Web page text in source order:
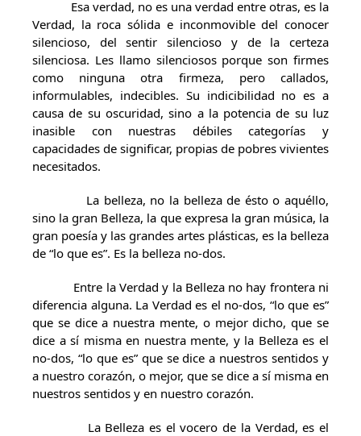
Esa verdad, no es una verdad entre otras, es la
Verdad, la roca sólida e inconmovible del conocer
silencioso, del sentir silencioso y de la certeza
silenciosa. Les llamo silenciosos porque son firmes
como ninguna otra firmeza, pero callados,
informulables, indecibles. Su indicibilidad no es a
causa de su oscuridad, sino a la potencia de su luz
inasible con nuestras débiles categorías y
capacidades de significar, propias de pobres vivientes
necesitados.
La belleza, no la belleza de ésto o aquéllo,
sino la gran Belleza, la que expresa la gran música, la
gran poesía y las grandes artes plásticas, es la belleza
de “lo que es”. Es la belleza no-dos.
Entre la Verdad y la Belleza no hay frontera ni
diferencia alguna. La Verdad es el no-dos, “lo que es”
que se dice a nuestra mente, o mejor dicho, que se
dice a sí misma en nuestra mente, y la Belleza es el
no-dos, “lo que es” que se dice a nuestros sentidos y
a nuestro corazón, o mejor, que se dice a sí misma en
nuestros sentidos y en nuestro corazón.
La Belleza es el vocero de la Verdad, es el